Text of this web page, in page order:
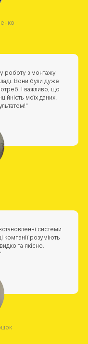
роботу з монтажу
Вони були дуже
І важливо, що
моїх даних.
системи
компанії розуміють
та якісно.